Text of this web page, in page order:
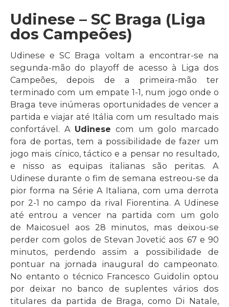
Udinese – SC Braga (Liga
dos Campeões)
Udinese e SC Braga voltam a encontrar-se na
segunda-mão do playoff de acesso à Liga dos
Campeões, depois de a primeira-mão ter
terminado com um empate 1-1, num jogo onde o
Braga teve inúmeras oportunidades de vencer a
partida e viajar até Itália com um resultado mais
confortável. A Udinese com um golo marcado
fora de portas, tem a possibilidade de fazer um
jogo mais cínico, táctico e a pensar no resultado,
e nisso as equipas italianas são peritas. A
Udinese durante o fim de semana estreou-se da
pior forma na Série A Italiana, com uma derrota
por 2-1 no campo da rival Fiorentina. A Udinese
até entrou a vencer na partida com um golo
de Maicosuel aos 28 minutos, mas deixou-se
perder com golos de Stevan Jovetić aos 67 e 90
minutos, perdendo assim a possibilidade de
pontuar na jornada inaugural do campeonato.
No entanto o técnico Francesco Guidolin optou
por deixar no banco de suplentes vários dos
titulares da partida de Braga, como Di Natale,